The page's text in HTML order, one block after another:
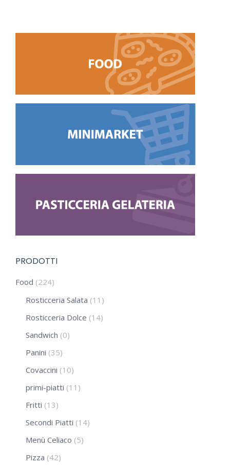
PRODOTTI
Food (224)
Rosticceria Salata (11)
Rosticceria Dolce (14)
Sandwich (0)
Panini (35)
Covaccini (10)
primi-piatti (11)
Fritti (13)
Secondi Piatti (14)
Menù Celiaco (5)
Pizza (42)